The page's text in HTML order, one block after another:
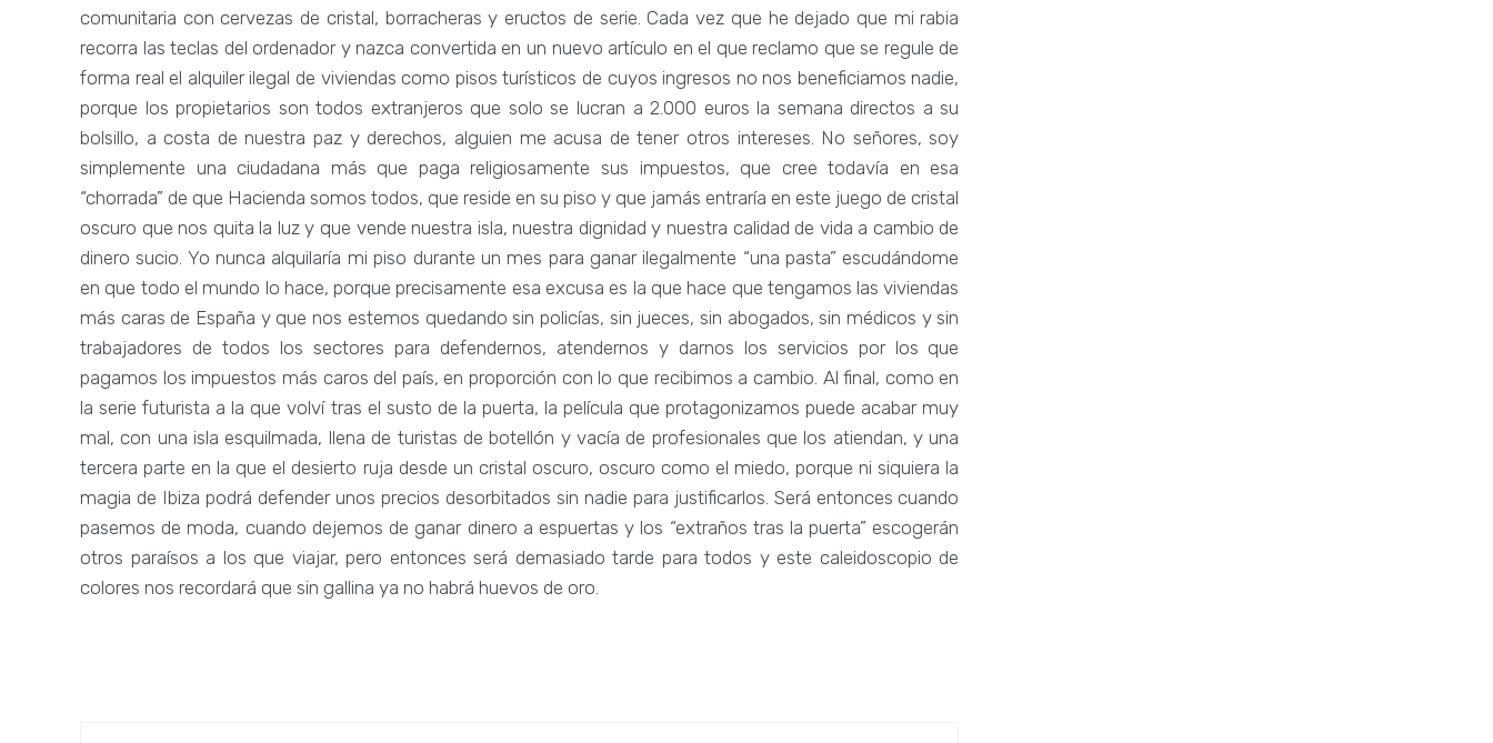
comunitaria con cervezas de cristal, borracheras y eructos de serie. Cada vez que he dejado que mi rabia
recorra las teclas del ordenador y nazca convertida en un nuevo artículo en el que reclamo que se regule de
forma real el alquiler ilegal de viviendas como pisos turísticos de cuyos ingresos no nos beneficiamos nadie,
porque los propietarios son todos extranjeros que solo se lucran a 2.000 euros la semana directos a su
bolsillo, a costa de nuestra paz y derechos, alguien me acusa de tener otros intereses. No señores, soy
simplemente una ciudadana más que paga religiosamente sus impuestos, que cree todavía en esa
“chorrada” de que Hacienda somos todos, que reside en su piso y que jamás entraría en este juego de cristal
oscuro que nos quita la luz y que vende nuestra isla, nuestra dignidad y nuestra calidad de vida a cambio de
dinero sucio. Yo nunca alquilaría mi piso durante un mes para ganar ilegalmente “una pasta” escudándome
en que todo el mundo lo hace, porque precisamente esa excusa es la que hace que tengamos las viviendas
más caras de España y que nos estemos quedando sin policías, sin jueces, sin abogados, sin médicos y sin
trabajadores de todos los sectores para defendernos, atendernos y darnos los servicios por los que
pagamos los impuestos más caros del país, en proporción con lo que recibimos a cambio. Al final, como en
la serie futurista a la que volví tras el susto de la puerta, la película que protagonizamos puede acabar muy
mal, con una isla esquilmada, llena de turistas de botellón y vacía de profesionales que los atiendan, y una
tercera parte en la que el desierto ruja desde un cristal oscuro, oscuro como el miedo, porque ni siquiera la
magia de Ibiza podrá defender unos precios desorbitados sin nadie para justificarlos. Será entonces cuando
pasemos de moda, cuando dejemos de ganar dinero a espuertas y los “extraños tras la puerta” escogerán
otros paraísos a los que viajar, pero entonces será demasiado tarde para todos y este caleidoscopio de
colores nos recordará que sin gallina ya no habrá huevos de oro.